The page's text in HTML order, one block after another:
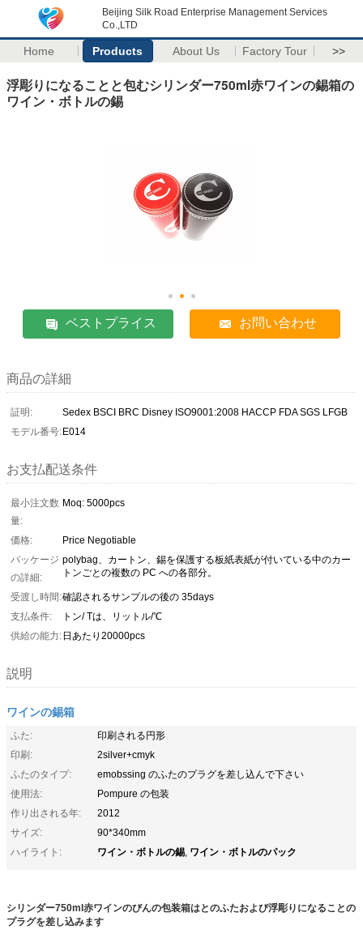
Beijing Silk Road Enterprise Management Services
Co.,LTD
Home Products About Us Factory Tour >>
浮彫りになることと包むシリンダー750ml赤ワインの錫箱の
ワイン・ボトルの錫
ベストプライス お問い合わせ
商品の詳細
証明:
Sedex BSCI BRC Disney ISO9001:2008 HACCP FDA SGS LFGB
モデル番号:E014
お支払配送条件
最小注文数
量:
Moq: 5000pcs
価格:
Price Negotiable
パッケージ
の詳細:
polybag、カートン、錫を保護する板紙表紙が付いている中のカー
トンごとの複数の PC への各部分。
受渡し時間:確認されるサンプルの後の 35days
支払条件:
トン/ Tは、リットル/℃
供給の能力: 日あたり20000pcs
説明
ワインの錫箱
ふた:
印刷される円形
印刷:
2silver+cmyk
ふたのタイプ:
emobssing のふたのプラグを差し込んで下さい
使用法:
Pompure の包装
作り出される年:
2012
サイズ:
90*340mm
ハイライト:
ワイン・ボトルの錫, ワイン・ボトルのパック
シリンダー750ml赤ワインのびんの包装箱はとのふたおよび浮彫りになることの
プラグを差し込みます